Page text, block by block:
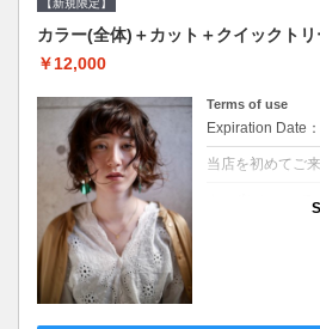
カラー(全体)＋カット＋クイックトリ
￥12,000
Terms of use
Expiration Date：
当店を初めてご